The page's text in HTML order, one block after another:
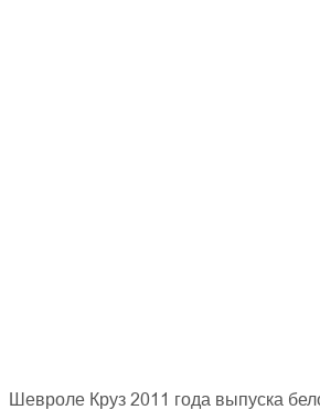
Шевроле Круз 2011 года выпуска